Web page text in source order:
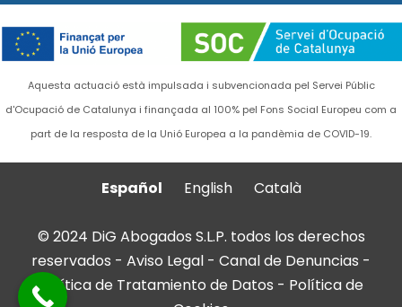
Aquesta actuació està impulsada i subvencionada pel Servei Públic
d'Ocupació de Catalunya i finançada al 100% pel Fons Social Europeu com a
part de la resposta de la Unió Europea a la pandèmia de COVID-19.
Español English Català
© 2024 DiG Abogados S.L.P. todos los derechos
reservados - Aviso Legal - Canal de Denuncias -
Política de Tratamiento de Datos - Política de